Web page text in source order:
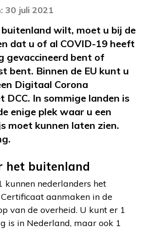
30 juli 2021
wilt, moet u bij de
dat u of al COVID-19 heeft
gevaccineerd bent of
bent. Binnen de EU kunt u
Digitaal Corona
DCC. In sommige landen is
enige plek waar u een
moet kunnen laten zien.
het buitenland
kunnen nederlanders het
aanmaken in de
van de overheid. U kunt er 1
is in Nederland, maar ook 1